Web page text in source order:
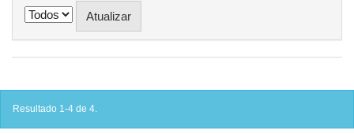
Resultado 1-4 de 4.